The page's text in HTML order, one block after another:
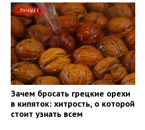
ЛУЧШЕЕ
Зачем бросать грецкие орехи
в кипяток: хитрость, о которой
стоит узнать всем